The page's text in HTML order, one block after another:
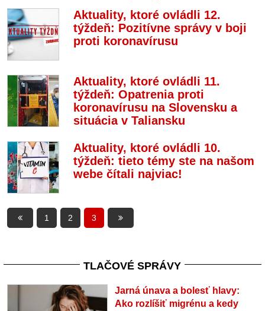
Aktuality, ktoré ovládli 12.
týždeň: Pozitívne správy v boji
proti koronavírusu
Aktuality, ktoré ovládli 11.
týždeň: Opatrenia proti
koronavírusu na Slovensku a
situácia v Taliansku
Aktuality, ktoré ovládli 10.
týždeň: tieto témy ste na našom
webe čítali najviac!
1 2 3
TLAČOVÉ SPRÁVY
Jarná únava a bolesť hlavy:
Ako rozlíšiť migrénu a kedy